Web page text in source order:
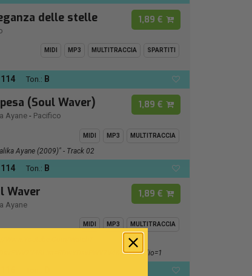
delle stelle 1,89 €
MIDI MP3 MULTITRACCIA SPARTITI
114 Ton.: B
(Soul Waver)
Ayane - Pacifico
1,89 €
MIDI MP3 MULTITRACCIA
Ayane (2009)" - Track 02
114 Ton.: B
Waver
Ayane
1,89 €
MIDI MP3 MULTITRACCIA